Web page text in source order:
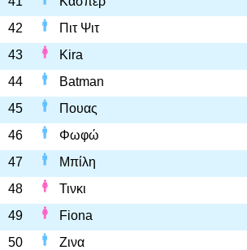
42
Πιτ Ψιτ
43
Kira
44
Batman
45
Πουας
46
Φωφώ
47
Μπίλη
48
Τινκι
49
Fiona
50
Ζινα